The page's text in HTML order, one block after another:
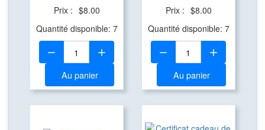
Prix : $8.00
Quantité disponible: 7
Quantité:
Au panier
Prix : $8.00
Quantité disponible: 7
Quantité:
Au panier